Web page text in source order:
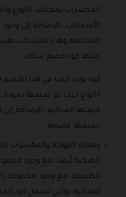
المكسرات بمختلف الأنواع
الأشخاص، بالإضافة إلى وجود
عليها كود خصم سناف.
كما يوجد أيضا في هذا القسم
الأنواع حيث تم صنعها بجودة
قيمتها الغذائية بالإضافة
جميعها عضوية.
وهناك الفواكة والمكسرات
الصحية أيضا، مع وجود
الطبيعة، مع وجود مجموعة
الغذائية، والتي تشمل كود